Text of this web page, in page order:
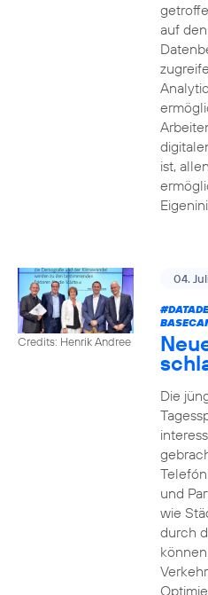
auf
ist,
Credits: Henrik Andree
04.
Die
und
wie
durch